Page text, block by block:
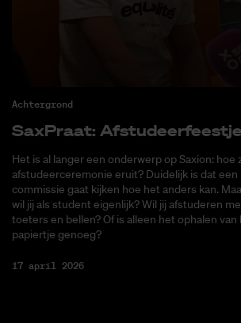
Achtergrond
Sax­Praat: Af­stu­deer­feest­je
Het is al langer een onderwerp op Saxion: hoe
afstudeerceremonie eruit? Duidelijk is dat een
commissie gaat kijken hoe het anders kan.
wil jij als student eigenlijk? Wil jij afstuderen
toeters en bellen? Of is alleen het ophalen van
papiertje genoeg?
17 april 2026